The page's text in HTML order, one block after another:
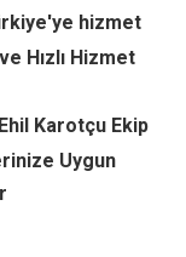
hizmet
Hızlı Hizmet
Karotçu Ekip
Uygun